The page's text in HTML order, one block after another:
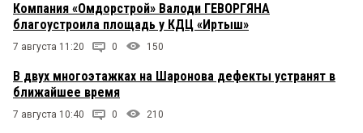
Компания «Омдорстрой» Валоди ГЕВОРГЯНА
благоустроила площадь у КДЦ «Иртыш»
7 августа 11:20 0 150
В двух многоэтажках на Шаронова дефекты устранят в
ближайшее время
7 августа 10:40 0 210